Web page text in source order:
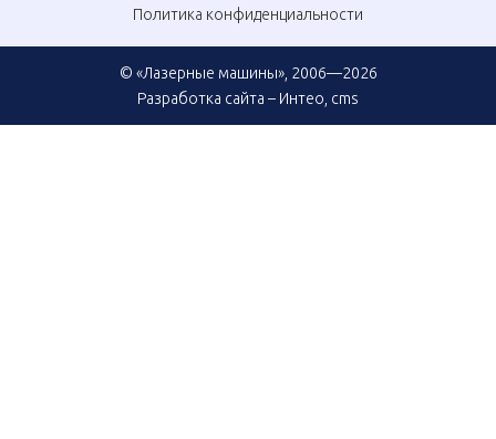
Политика конфиденциальности
© «Лазерные машины», 2006—2026
Разработка сайта – Интео, cms